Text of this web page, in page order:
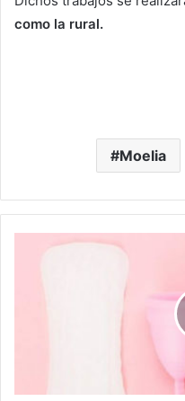
como la rural.
Moelia
En